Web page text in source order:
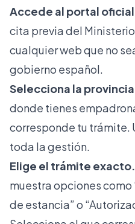
Accede al portal
cita previa del
cualquier web que no
gobierno español.
Selecciona la
donde tienes
corresponde tu trámite.
toda la gestión.
Elige el trámite exacto.
muestra opciones como
de estancia” o